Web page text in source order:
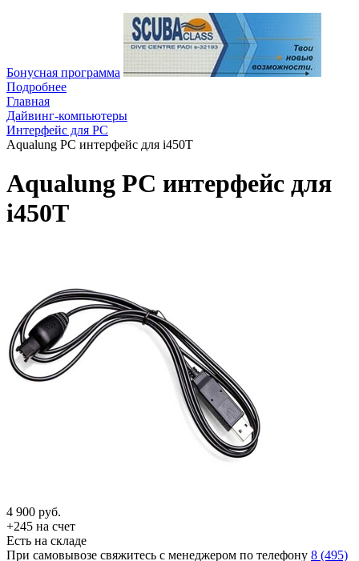
Бонусная программа
Подробнее
Главная
Дайвинг-компьютеры
Интерфейс для PC
Aqualung PC интерфейс для i450T
Aqualung PC интерфейс для
i450T
4 900 руб.
+245 на счет
Есть на складе
При самовывозе свяжитесь с менеджером по телефону 8 (495)